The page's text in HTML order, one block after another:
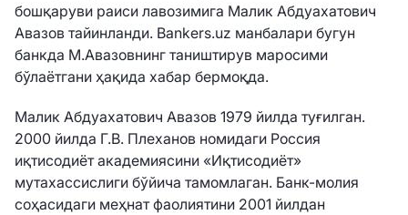
бошқаруви раиси лавозимига Малик Абдуахатович
Авазов тайинланди. Bankers.uz манбалари бугун
банкда М.Авазовнинг таништирув маросими
бўлаётгани ҳақида хабар бермоқда.
Малик Абдуахатович Авазов 1979 йилда туғилган.
2000 йилда Г.В. Плеханов номидаги Россия
иқтисодиёт академиясини «Иқтисодиёт»
мутахассислиги бўйича тамомлаган. Банк-молия
соҳасидаги меҳнат фаолиятини 2001 йилдан